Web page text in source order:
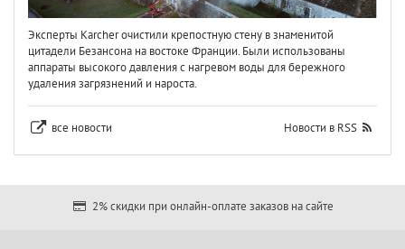
Эксперты Karcher очистили крепостную стену в знаменитой
цитадели Безансона на востоке Франции. Были использованы
аппараты высокого давления с нагревом воды для бережного
удаления загрязнений и нароста.
все новости Новости в RSS
2% скидки при онлайн-оплате заказов на сайте